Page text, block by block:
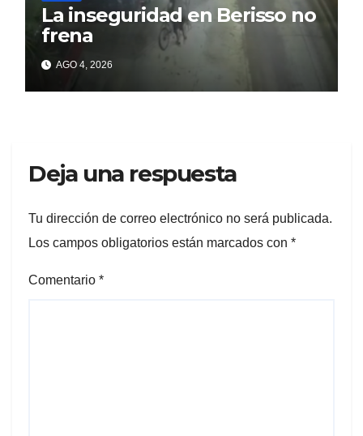
La inseguridad en Berisso no
frena
AGO 4, 2026
Deja una respuesta
Tu dirección de correo electrónico no será publicada.
Los campos obligatorios están marcados con *
Comentario *